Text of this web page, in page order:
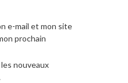
e-mail et mon site
prochain
nouveaux